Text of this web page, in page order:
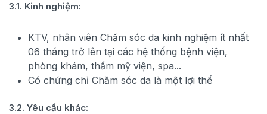
3.1. Kinh nghiệm:
KTV, nhân viên Chăm sóc da kinh nghiệm ít nhất
06 tháng trở lên tại các hệ thống bệnh viện,
phòng khám, thẩm mỹ viện, spa...
Có chứng chỉ Chăm sóc da là một lợi thế
3.2. Yêu cầu khác: